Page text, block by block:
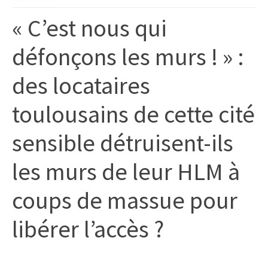
météo,
faits
divers
initiatives
« C’est nous qui
défonçons les murs ! » :
des locataires
toulousains de cette cité
sensible détruisent-ils
les murs de leur HLM à
coups de massue pour
libérer l’accès ?